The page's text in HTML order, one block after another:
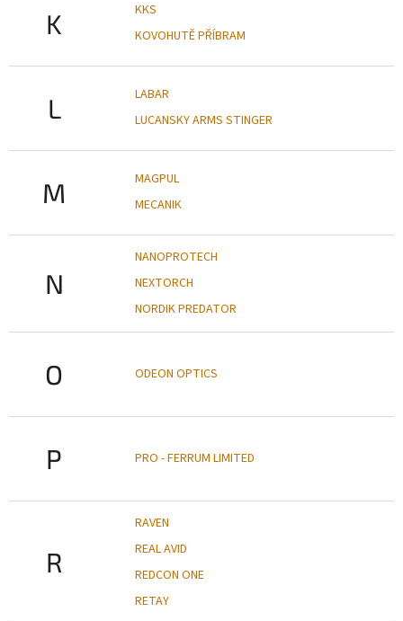
K
KKS
KOVOHUTĚ PŘÍBRAM
L
LABAR
LUCANSKY ARMS STINGER
M
MAGPUL
MECANIK
N
NANOPROTECH
NEXTORCH
NORDIK PREDATOR
O ODEON OPTICS
P PRO - FERRUM LIMITED
R
RAVEN
REAL AVID
REDCON ONE
RETAY